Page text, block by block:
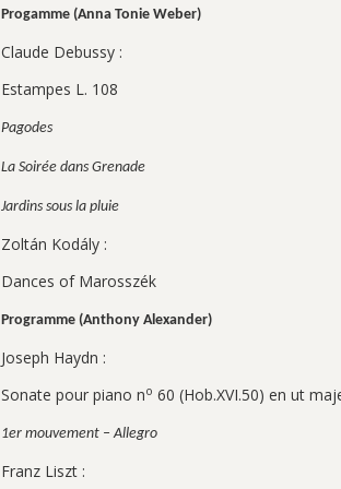
Progamme (Anna Tonie Weber)
Claude Debussy :
Estampes L. 108
Pagodes
La Soirée dans Grenade
Jardins sous la pluie
Zoltán Kodály :
Dances of Marosszék
Programme (Anthony Alexander)
Joseph Haydn :
Sonate pour piano no 60 (Hob.XVI.50) en ut
1er mouvement – Allegro
Franz Liszt :